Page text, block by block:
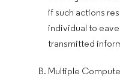
if such actions
individual to
transmitted
Multiple